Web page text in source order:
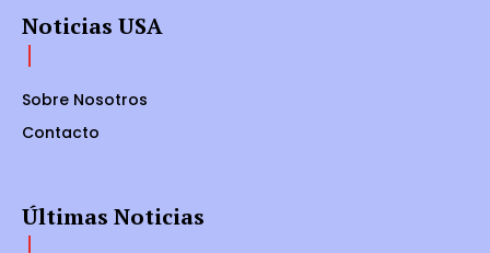
Noticias USA
Sobre Nosotros
Contacto
Últimas Noticias